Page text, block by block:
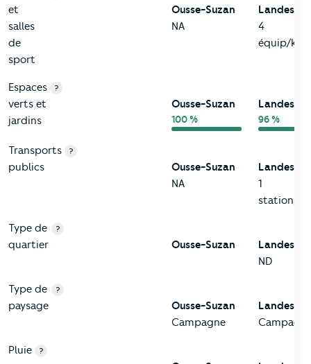
et
salles
de
sport
Ousse-Suzan
NA
Landes
4
équip/km²
Espaces
verts et
jardins
?
Ousse-Suzan
100 %
Landes
96 %
Transports
publics
?
Ousse-Suzan
NA
Landes
1
station/
Type de
quartier
?
Ousse-Suzan
Landes
ND
Type de
paysage
?
Ousse-Suzan
Campagne
Landes
Pluie ?